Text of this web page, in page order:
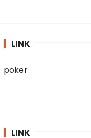
LINK
poker
LINK